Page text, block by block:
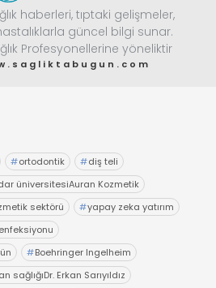
haberleri, tıptaki gelişmeler,
güncel bilgi sunar.
Profesyonellerine yöneliktir
#ortodontik #diş teli
üniversitesiAuran Kozmetik
sektörü #yapay zeka yatırım
#Boehringer Ingelheim
sağlığıDr. Erkan Sarıyıldız